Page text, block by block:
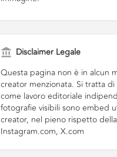
Disclaimer Legale
Questa pagina non è in alcun
creator menzionata. Si tratta
come lavoro editoriale
fotografie visibili sono embed
creator, nel pieno rispetto
Instagram.com, X.com